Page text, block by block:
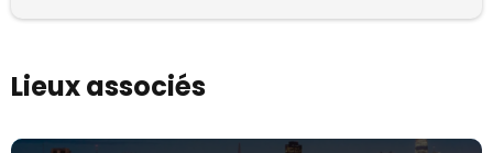
Lieux associés